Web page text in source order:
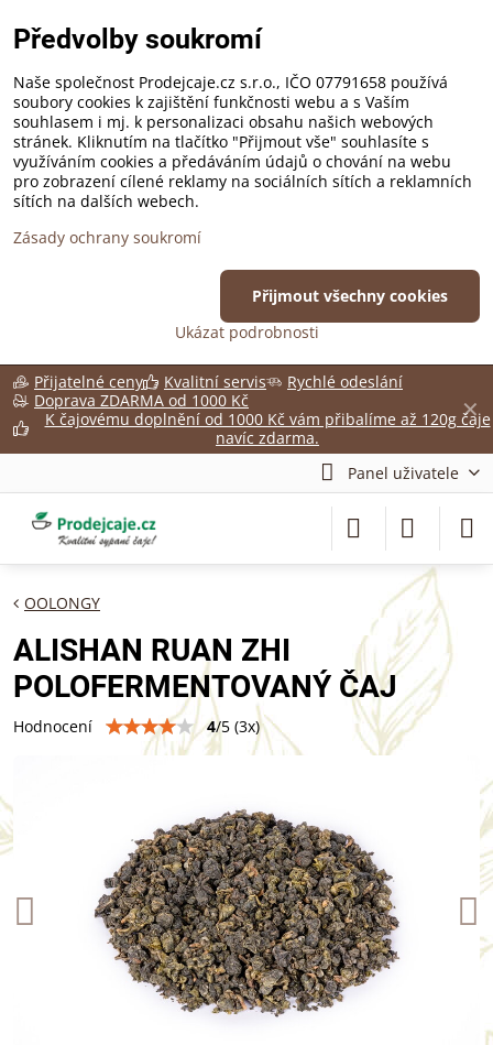
✕
Přijatelné ceny Kvalitní servis
Rychlé odeslání
Doprava ZDARMA od 1000 Kč
K čajovému doplnění od 1000 Kč vám přibalíme až 120g čaje
navíc zdarma.
Panel uživatele
OOLONGY
ALISHAN RUAN ZHI
POLOFERMENTOVANÝ ČAJ
Hodnocení 4/5 (3x)
Předvolby soukromí
Naše společnost Prodejcaje.cz s.r.o., IČO 07791658 používá
soubory cookies k zajištění funkčnosti webu a s Vaším
souhlasem i mj. k personalizaci obsahu našich webových
stránek. Kliknutím na tlačítko "Přijmout vše" souhlasíte s
využíváním cookies a předáváním údajů o chování na webu
pro zobrazení cílené reklamy na sociálních sítích a reklamních
sítích na dalších webech.
Zásady ochrany soukromí
Ukázat podrobnosti
Přijmout všechny cookies